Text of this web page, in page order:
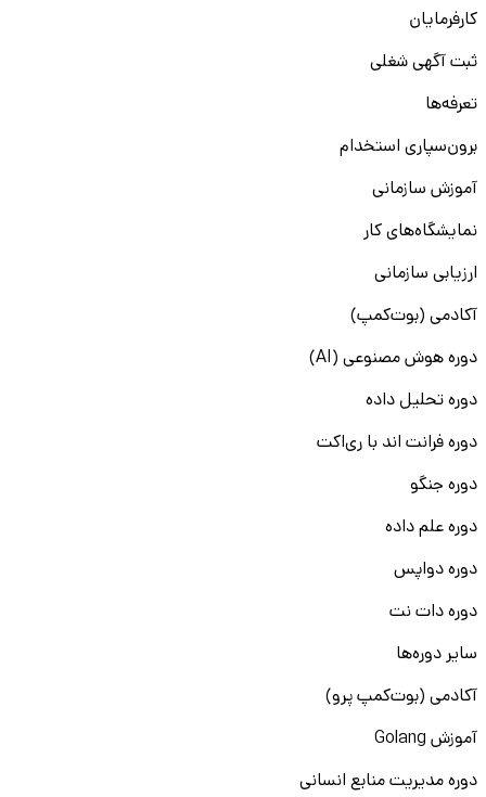
کارفرمایان
ثبت آگهی شغلی
تعرفه‌ها
برون‌سپاری استخدام
آموزش سازمانی
نمایشگاه‌های کار
ارزیابی سازمانی
آکادمی (بوت‌کمپ)
دوره هوش مصنوعی (AI)
دوره تحلیل داده
دوره فرانت اند با ری‌اکت
دوره جنگو
دوره علم داده
دوره دواپس
دوره دات نت
سایر دوره‌ها
آکادمی (بوت‌کمپ پرو)
آموزش Golang
دوره مدیریت منابع انسانی